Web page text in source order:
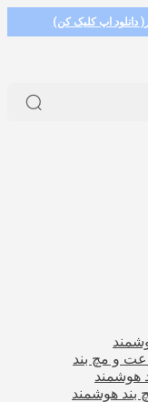
دانلود اپ کلیک کن)
و مچ بند
هوشمند
هوشمند